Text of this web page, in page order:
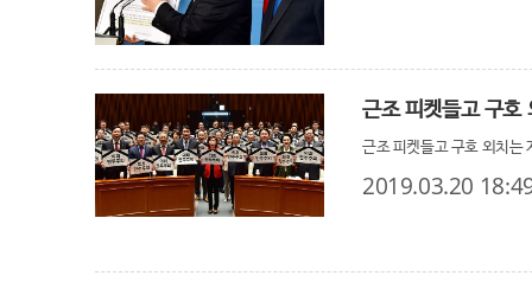
근조 피켓들고 구호
근조 피켓들고 구호 외치는
2019.03.20